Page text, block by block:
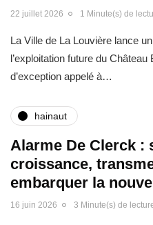
22 juillet 2026 1 Minute(s) de
La Ville de La Louvière lance
l’exploitation future du
d’exception appelé à…
hainaut
Alarme De Clerck :
croissance,
embarquer la
16 juin 2026 3 Minute(s) de